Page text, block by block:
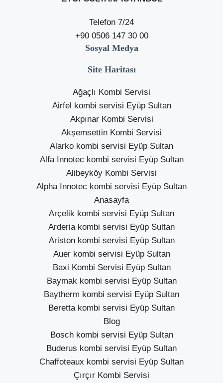
Telefon 7/24
+90 0506 147 30 00
Sosyal Medya
Site Haritası
Ağaçlı Kombi Servisi
Airfel kombi servisi Eyüp Sultan
Akpınar Kombi Servisi
Akşemsettin Kombi Servisi
Alarko kombi servisi Eyüp Sultan
Alfa Innotec kombi servisi Eyüp Sultan
Alibeyköy Kombi Servisi
Alpha Innotec kombi servisi Eyüp Sultan
Anasayfa
Arçelik kombi servisi Eyüp Sultan
Arderia kombi servisi Eyüp Sultan
Ariston kombi servisi Eyüp Sultan
Auer kombi servisi Eyüp Sultan
Baxi Kombi Servisi Eyüp Sultan
Baymak kombi servisi Eyüp Sultan
Baytherm kombi servisi Eyüp Sultan
Beretta kombi servisi Eyüp Sultan
Blog
Bosch kombi servisi Eyüp Sultan
Buderus kombi servisi Eyüp Sultan
Chaffoteaux kombi servisi Eyüp Sultan
Çırçır Kombi Servisi